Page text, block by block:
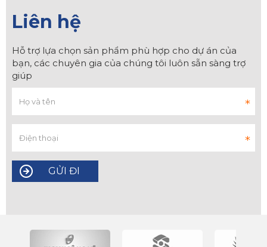
Liên hệ
Hỗ trợ lựa chọn sản phẩm phù hợp cho dự án của
bạn, các chuyên gia của chúng tôi luôn sẵn sàng trợ
giúp